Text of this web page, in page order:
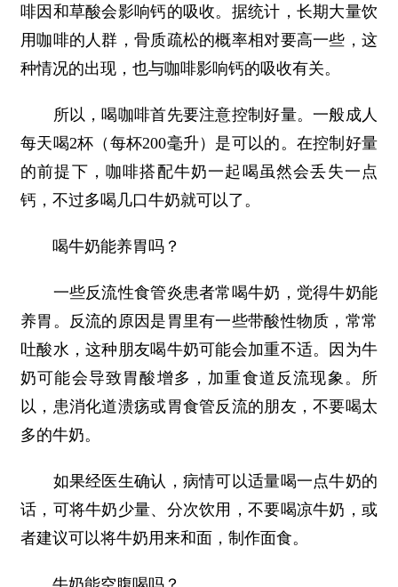
啡因和草酸会影响钙的吸收。据统计，长期大量饮
用咖啡的人群，骨质疏松的概率相对要高一些，这
种情况的出现，也与咖啡影响钙的吸收有关。
所以，喝咖啡首先要注意控制好量。一般成人
每天喝2杯（每杯200毫升）是可以的。在控制好量
的前提下，咖啡搭配牛奶一起喝虽然会丢失一点
钙，不过多喝几口牛奶就可以了。
喝牛奶能养胃吗？
一些反流性食管炎患者常喝牛奶，觉得牛奶能
养胃。反流的原因是胃里有一些带酸性物质，常常
吐酸水，这种朋友喝牛奶可能会加重不适。因为牛
奶可能会导致胃酸增多，加重食道反流现象。所
以，患消化道溃疡或胃食管反流的朋友，不要喝太
多的牛奶。
如果经医生确认，病情可以适量喝一点牛奶的
话，可将牛奶少量、分次饮用，不要喝凉牛奶，或
者建议可以将牛奶用来和面，制作面食。